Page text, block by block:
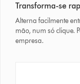
Transforma-se
Alterna facilmente
mão, num só clique.
empresa.